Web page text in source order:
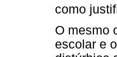
como
O mesmo
escolar e